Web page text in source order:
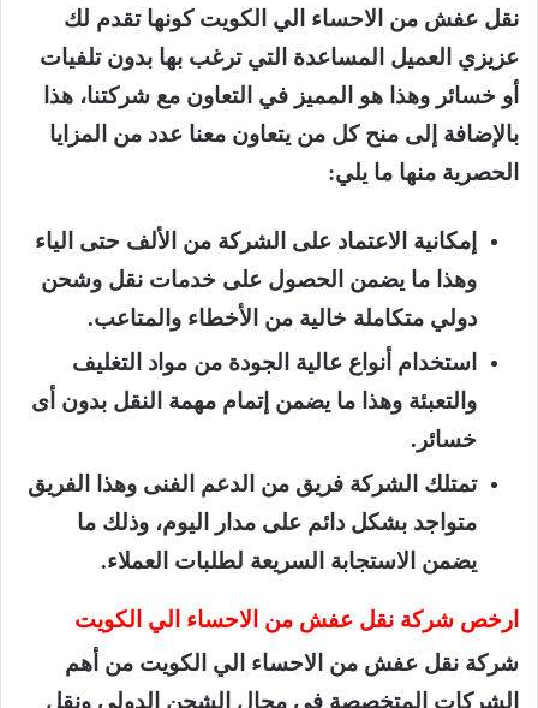
نقل عفش من الاحساء الي الكويت كونها تقدم لك
عزيزي العميل المساعدة التي ترغب بها بدون تلفيات
أو خسائر وهذا هو المميز في التعاون مع شركتنا، هذا
بالإضافة إلى منح كل من يتعاون معنا عدد من المزايا
الحصرية منها ما يلي:
إمكانية الاعتماد على الشركة من الألف حتى الياء
وهذا ما يضمن الحصول على خدمات نقل وشحن
دولي متكاملة خالية من الأخطاء والمتاعب.
استخدام أنواع عالية الجودة من مواد التغليف
والتعبئة وهذا ما يضمن إتمام مهمة النقل بدون أى
خسائر.
تمتلك الشركة فريق من الدعم الفنى وهذا الفريق
متواجد بشكل دائم على مدار اليوم، وذلك ما
يضمن الاستجابة السريعة لطلبات العملاء.
ارخص شركة نقل عفش من الاحساء الي الكويت
شركة نقل عفش من الاحساء الي الكويت من أهم
الشركات المتخصصة في مجال الشحن الدولي ونقل